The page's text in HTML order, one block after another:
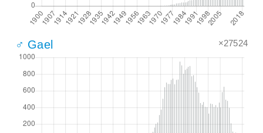
♂ Gael ×27524